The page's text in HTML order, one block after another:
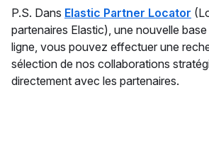
P.S. Dans Elastic Partner Locator
partenaires Elastic), une nouvelle
ligne, vous pouvez effectuer une
sélection de nos collaborations
directement avec les partenaires.